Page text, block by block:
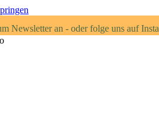
Newsletter an - oder folge uns auf